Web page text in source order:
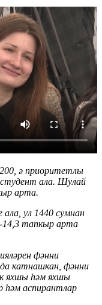
ә приоритетлы
ала. Шулай
арта.
ул 1440 сумнан
14,3 тапкыр арта
фәнни
катнашкан, фәнни
яхшы һәм яхшы
һәм аспирантлар